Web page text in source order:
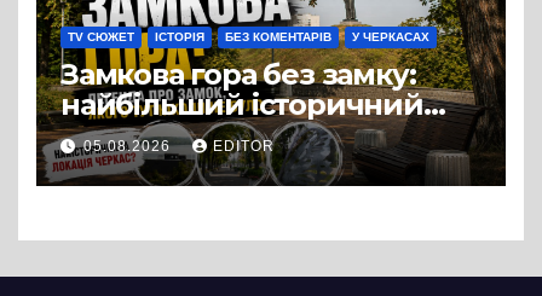
TV СЮЖЕТ ІСТОРІЯ БЕЗ КОМЕНТАРІВ У ЧЕРКАСАХ
Замкова гора без замку:
найбільший історичний
міф Черкас
05.08.2026 EDITOR